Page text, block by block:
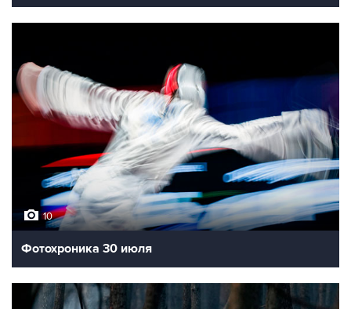
10
Фотохроника 30 июля